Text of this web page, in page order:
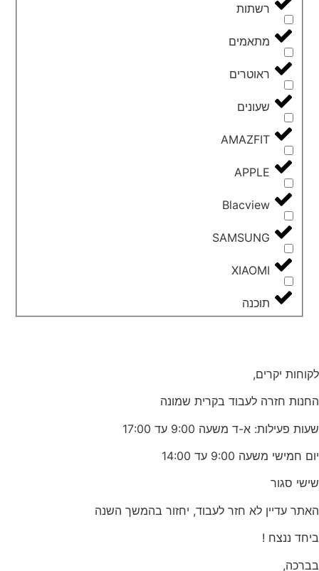
רשתות
מתאמים
ראוטרים
שעונים
AMAZFIT
APPLE
Blacview
SAMSUNG
XIAOMI
תוכנה
לקוחות יקרים,
החנות חזרה לעבוד בקרית שמונה
שעות פעילות: א-ד משעה 9:00 עד 17:00
יום חמישי משעה 9:00 עד 14:00
שישי סגור
האתר עדיין לא חזר לעבוד, יחזור בהמשך השנה
ביחד ננצח !
בברכה,